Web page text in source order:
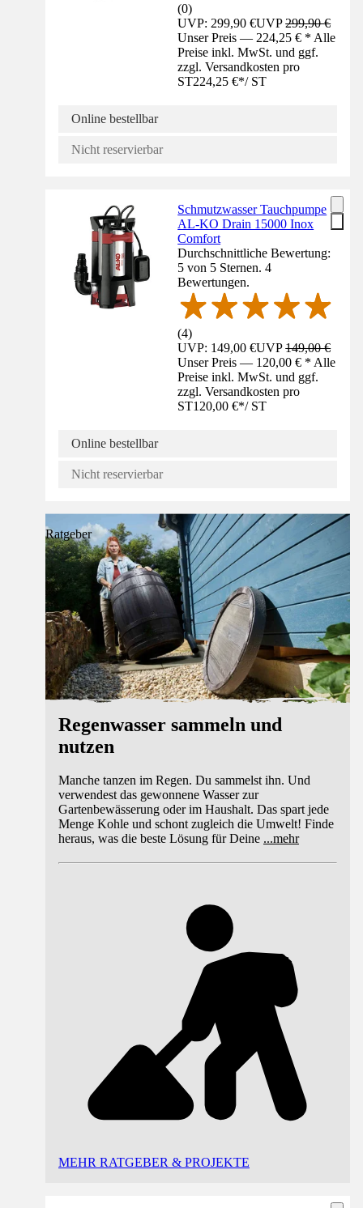
(0)
UVP: 299,90 €UVP299,90 €
Unser Preis — 224,25 € * Alle
Preise inkl. MwSt. und ggf.
zzgl. Versandkosten pro
ST224,25 €*/ ST
Online bestellbar
Nicht reservierbar
Schmutzwasser Tauchpumpe
AL-KO Drain 15000 Inox
Comfort
Durchschnittliche Bewertung:
5 von 5 Sternen. 4
Bewertungen.
(4)
UVP: 149,00 €UVP149,00 €
Unser Preis — 120,00 € * Alle
Preise inkl. MwSt. und ggf.
zzgl. Versandkosten pro
ST120,00 €*/ ST
Online bestellbar
Nicht reservierbar
Ratgeber
Regenwasser sammeln und
nutzen
Manche tanzen im Regen. Du sammelst ihn. Und
verwendest das gewonnene Wasser zur
Gartenbewässerung oder im Haushalt. Das spart jede
Menge Kohle und schont zugleich die Umwelt! Finde
heraus, was die beste Lösung für Deine ...mehr
MEHR RATGEBER & PROJEKTE